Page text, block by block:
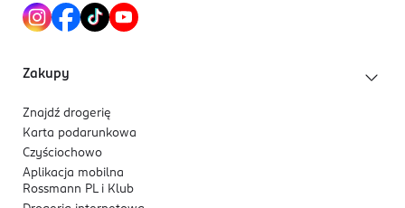
Zakupy
Znajdź drogerię
Karta podarunkowa
Czyściochowo
Aplikacja mobilna
Rossmann PL i Klub